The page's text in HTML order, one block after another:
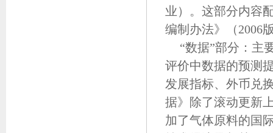
业）。这部分内容
编制办法》（2006
“数据”部分：主
评价中数据的预测
发展指标、外币兑
据》除了滚动更新
加了气体原料的国